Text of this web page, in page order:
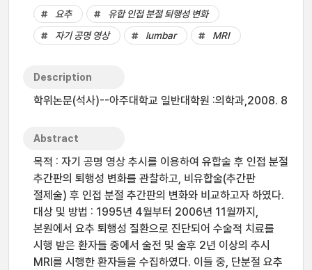
요추
유합 인접 분절 퇴행성 변화
자기 공명 영상
lumbar MRI
Description
학위논문(석사)--아주대학교 일반대학원 :의학과,2008. 8
Abstract
목적 : 자기 공명 영상 추시를 이용하여 유합술 후 인접 분절
추간판의 퇴행성 변화를 관찰하고, 비유합술(추간판
절제술) 후 인접 분절 추간판의 변화와 비교하고자 하였다.
대상 및 방법 : 1995년 4월부터 2006년 11월까지,
본원에서 요추 퇴행성 질환으로 진단되어 수술적 치료를
시행 받은 환자들 중에서 술전 및 술후 2년 이상의 추시
MRI를 시행한 환자들을 수집하였다. 이들 중, 단분절 요추